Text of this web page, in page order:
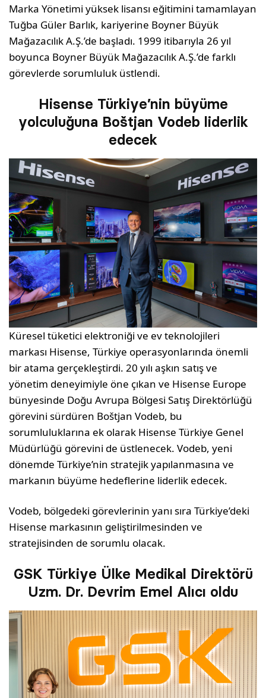
Marka Yönetimi yüksek lisansı eğitimini tamamlayan
Tuğba Güler Barlık, kariyerine Boyner Büyük
Mağazacılık A.Ş.’de başladı. 1999 itibarıyla 26 yıl
boyunca Boyner Büyük Mağazacılık A.Ş.’de farklı
görevlerde sorumluluk üstlendi.
Hisense Türkiye’nin büyüme
yolculuğuna Boštjan Vodeb liderlik
edecek
Küresel tüketici elektroniği ve ev teknolojileri
markası Hisense, Türkiye operasyonlarında önemli
bir atama gerçekleştirdi. 20 yılı aşkın satış ve
yönetim deneyimiyle öne çıkan ve Hisense Europe
bünyesinde Doğu Avrupa Bölgesi Satış Direktörlüğü
görevini sürdüren Boštjan Vodeb, bu
sorumluluklarına ek olarak Hisense Türkiye Genel
Müdürlüğü görevini de üstlenecek. Vodeb, yeni
dönemde Türkiye’nin stratejik yapılanmasına ve
markanın büyüme hedeflerine liderlik edecek.
Vodeb, bölgedeki görevlerinin yanı sıra Türkiye’deki
Hisense markasının geliştirilmesinden ve
stratejisinden de sorumlu olacak.
GSK Türkiye Ülke Medikal Direktörü
Uzm. Dr. Devrim Emel Alıcı oldu